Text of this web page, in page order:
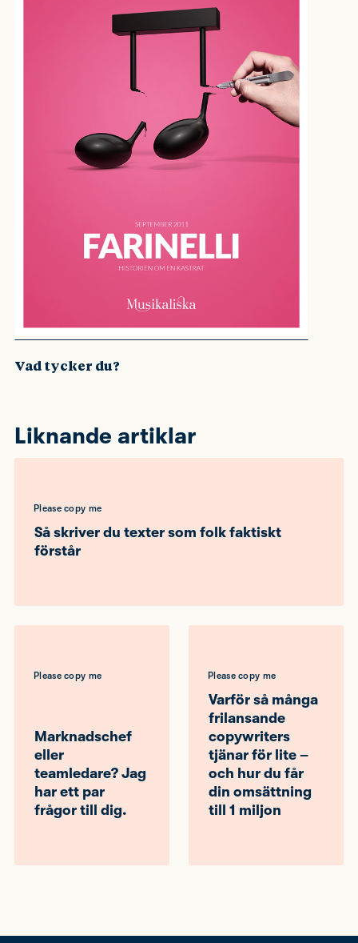
Vad tycker du?
Liknande artiklar
Please copy me
Så skriver du texter som folk faktiskt
förstår
Please copy me
Marknadschef
eller
teamledare? Jag
har ett par
frågor till dig.
Please copy me
Varför så många
frilansande
copywriters
tjänar för lite –
och hur du får
din omsättning
till 1 miljon